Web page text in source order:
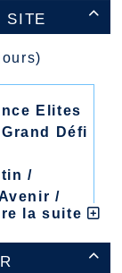

site
Elites
Défi
/
/
/
la suite
